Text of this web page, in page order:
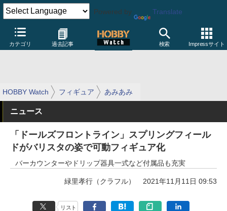
Powered by Translate
カテゴリ 過去記事 検索 Impressサイト
HOBBY Watch フィギュア あみあみ
ニュース
「ドールズフロントライン」スプリングフィール
ドがバリスタの姿で可動フィギュア化
バーカウンターやドリップ器具一式など付属品も充実
緑里孝行（クラフル） 2021年11月11日 09:53
リスト